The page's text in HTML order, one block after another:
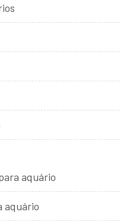
aquário
aquário